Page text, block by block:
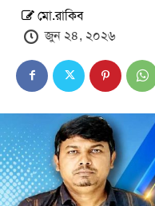
মো.রাকিব
জুন ২৪, ২০২৬